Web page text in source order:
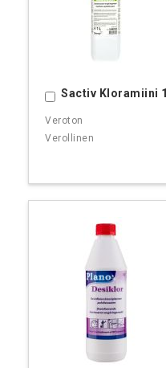
Sactiv Kloramiini 1l
Ostoskoriin